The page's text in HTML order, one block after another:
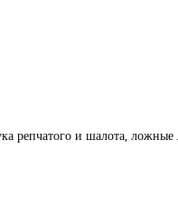
репчатого и шалота,